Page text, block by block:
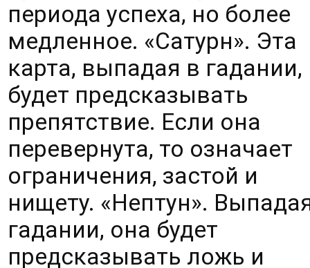
периода успеха, но более
медленное. «Сатурн». Эта
карта, выпадая в гадании,
будет предсказывать
препятствие. Если она
перевернута, то означает
ограничения, застой и
нищету. «Нептун».
гадании, она будет
предсказывать ложь и